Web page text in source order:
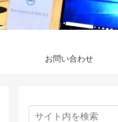
お問い合わせ